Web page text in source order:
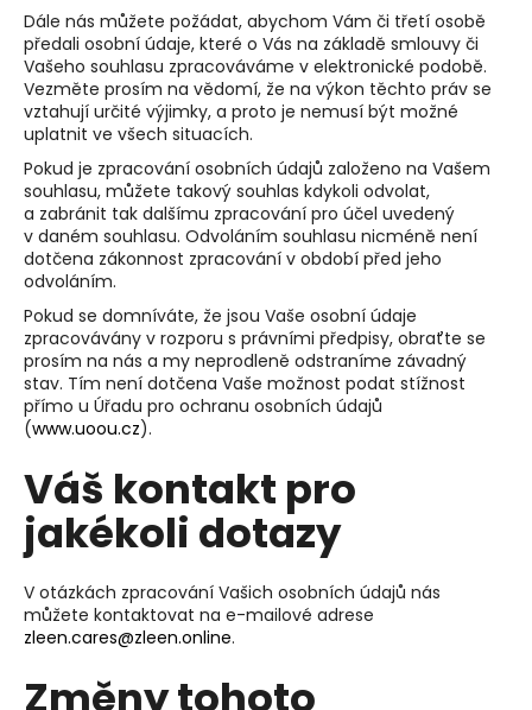
Dále nás můžete požádat, abychom Vám či třetí osobě
předali osobní údaje, které o Vás na základě smlouvy či
Vašeho souhlasu zpracováváme v elektronické podobě.
Vezměte prosím na vědomí, že na výkon těchto práv se
vztahují určité výjimky, a proto je nemusí být možné
uplatnit ve všech situacích.
Pokud je zpracování osobních údajů založeno na Vašem
souhlasu, můžete takový souhlas kdykoli odvolat,
a zabránit tak dalšímu zpracování pro účel uvedený
v daném souhlasu. Odvoláním souhlasu nicméně není
dotčena zákonnost zpracování v období před jeho
odvoláním.
Pokud se domníváte, že jsou Vaše osobní údaje
zpracovávány v rozporu s právními předpisy, obraťte se
prosím na nás a my neprodleně odstraníme závadný
stav. Tím není dotčena Vaše možnost podat stížnost
přímo u Úřadu pro ochranu osobních údajů
(www.uoou.cz).
Váš kontakt pro
jakékoli dotazy
V otázkách zpracování Vašich osobních údajů nás
můžete kontaktovat na e-mailové adrese
zleen.cares@zleen.online.
Změny tohoto